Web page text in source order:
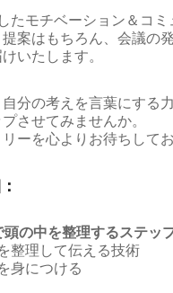
たモチベーション＆コ
案はもちろん、会議の
いたします。
分の考えを言葉にする
させてみませんか。
ーを心よりお待ちしてお
頭の中を整理するステッ
整理して伝える技術
身につける